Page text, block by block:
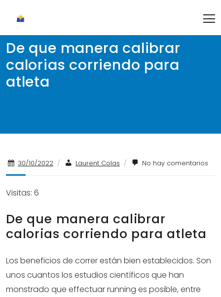
content
De que manera calibrar
calorias corriendo para
atleta
30/10/2022 / Laurent Colas / No hay comentarios
Visitas: 6
De que manera calibrar
calorias corriendo para atleta
Los beneficios de correr están bien establecidos. Son
unos cuantos los estudios científicos que han
monstrado que effectuar running es posible, entre